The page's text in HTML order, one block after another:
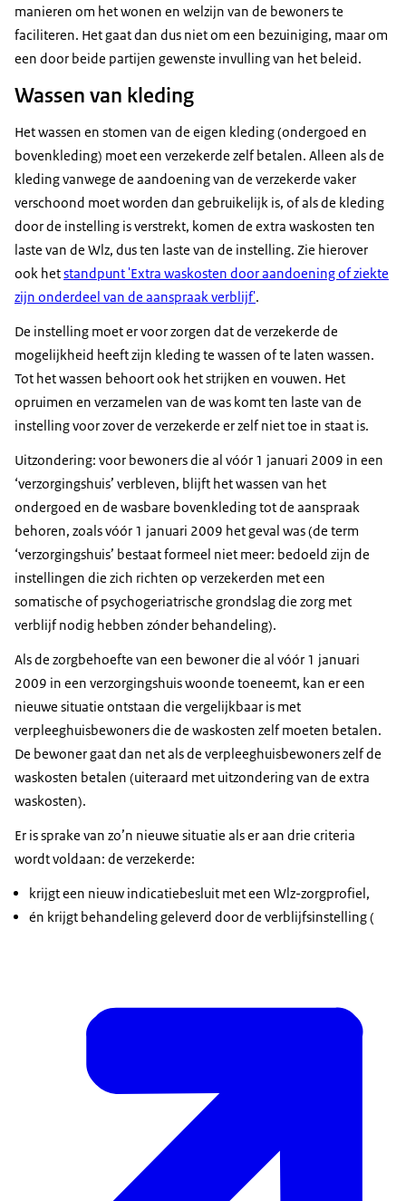
manieren om het wonen en welzijn van de bewoners te
faciliteren. Het gaat dan dus niet om een bezuiniging, maar om
een door beide partijen gewenste invulling van het beleid.
Wassen van kleding
Het wassen en stomen van de eigen kleding (ondergoed en
bovenkleding) moet een verzekerde zelf betalen. Alleen als de
kleding vanwege de aandoening van de verzekerde vaker
verschoond moet worden dan gebruikelijk is, of als de kleding
door de instelling is verstrekt, komen de extra waskosten ten
laste van de Wlz, dus ten laste van de instelling. Zie hierover
ook hetstandpunt 'Extra waskosten door aandoening of ziekte
zijn onderdeel van de aanspraak verblijf'.
De instelling moet er voor zorgen dat de verzekerde de
mogelijkheid heeft zijn kleding te wassen of te laten wassen.
Tot het wassen behoort ook het strijken en vouwen. Het
opruimen en verzamelen van de was komt ten laste van de
instelling voor zover de verzekerde er zelf niet toe in staat is.
Uitzondering: voor bewoners die al vóór 1 januari 2009 in een
‘verzorgingshuis’ verbleven, blijft het wassen van het
ondergoed en de wasbare bovenkleding tot de aanspraak
behoren, zoals vóór 1 januari 2009 het geval was (de term
‘verzorgingshuis’ bestaat formeel niet meer: bedoeld zijn de
instellingen die zich richten op verzekerden met een
somatische of psychogeriatrische grondslag die zorg met
verblijf nodig hebben zónder behandeling).
Als de zorgbehoefte van een bewoner die al vóór 1 januari
2009 in een verzorgingshuis woonde toeneemt, kan er een
nieuwe situatie ontstaan die vergelijkbaar is met
verpleeghuisbewoners die de waskosten zelf moeten betalen.
De bewoner gaat dan net als de verpleeghuisbewoners zelf de
waskosten betalen (uiteraard met uitzondering van de extra
waskosten).
Er is sprake van zo’n nieuwe situatie als er aan drie criteria
wordt voldaan: de verzekerde:
krijgt een nieuw indicatiebesluit met een Wlz-zorgprofiel,
én krijgt behandeling geleverd door de verblijfsinstelling (